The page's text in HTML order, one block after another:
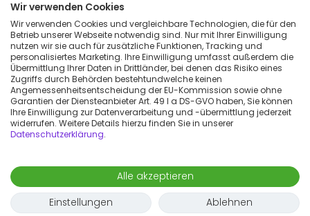
apple
Wir verwenden Cookies
Wir verwenden Cookies und vergleichbare Technologien, die für den
Betrieb unserer Webseite notwendig sind. Nur mit Ihrer Einwilligung
nutzen wir sie auch für zusätzliche Funktionen, Tracking und
personalisiertes Marketing. Ihre Einwilligung umfasst außerdem die
Übermittlung Ihrer Daten in Drittländer, bei denen das Risiko eines
Zugriffs durch Behörden bestehtundwelche keinen
Angemessenheitsentscheidung der EU-Kommission sowie ohne
Garantien der Diensteanbieter Art. 49 I a DS-GVO haben, Sie können
Ihre Einwilligung zur Datenverarbeitung und -übermittlung jederzeit
widerrufen. Weitere Details hierzu finden Sie in unserer
Datenschutzerklärung.
Alle akzeptieren
Einstellungen
Ablehnen